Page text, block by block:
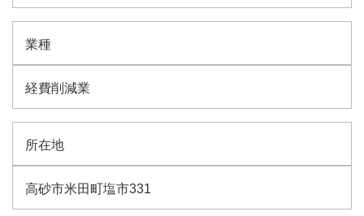
業種
経費削減業
所在地
高砂市米田町塩市331